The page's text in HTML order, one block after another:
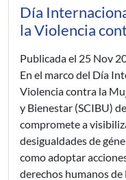
Día
la Violencia
Publicada el 25 Nov
En el marco del Día
Violencia contra la
y Bienestar (SCIBU)
compromete a
desigualdades de
como adoptar
derechos humanos de